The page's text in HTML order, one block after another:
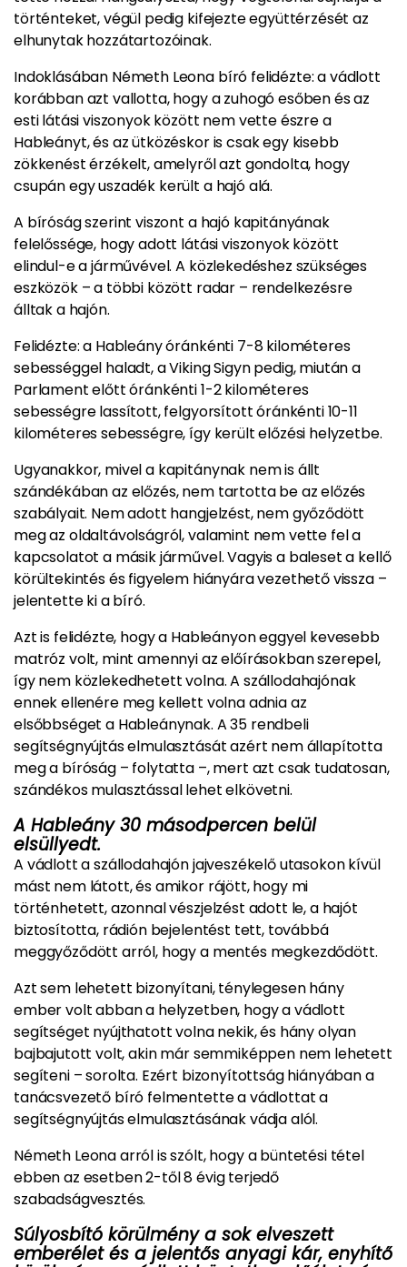
történteket, végül pedig kifejezte együttérzését az
elhunytak hozzátartozóinak.
Indoklásában Németh Leona bíró felidézte: a vádlott
korábban azt vallotta, hogy a zuhogó esőben és az
esti látási viszonyok között nem vette észre a
Hableányt, és az ütközéskor is csak egy kisebb
zökkenést érzékelt, amelyről azt gondolta, hogy
csupán egy uszadék került a hajó alá.
A bíróság szerint viszont a hajó kapitányának
felelőssége, hogy adott látási viszonyok között
elindul-e a járművével. A közlekedéshez szükséges
eszközök – a többi között radar – rendelkezésre
álltak a hajón.
Felidézte: a Hableány óránkénti 7-8 kilométeres
sebességgel haladt, a Viking Sigyn pedig, miután a
Parlament előtt óránkénti 1-2 kilométeres
sebességre lassított, felgyorsított óránkénti 10-11
kilométeres sebességre, így került előzési helyzetbe.
Ugyanakkor, mivel a kapitánynak nem is állt
szándékában az előzés, nem tartotta be az előzés
szabályait. Nem adott hangjelzést, nem győződött
meg az oldaltávolságról, valamint nem vette fel a
kapcsolatot a másik járművel. Vagyis a baleset a kellő
körültekintés és figyelem hiányára vezethető vissza –
jelentette ki a bíró.
Azt is felidézte, hogy a Hableányon eggyel kevesebb
matróz volt, mint amennyi az előírásokban szerepel,
így nem közlekedhetett volna. A szállodahajónak
ennek ellenére meg kellett volna adnia az
elsőbbséget a Hableánynak. A 35 rendbeli
segítségnyújtás elmulasztását azért nem állapította
meg a bíróság – folytatta –, mert azt csak tudatosan,
szándékos mulasztással lehet elkövetni.
A Hableány 30 másodpercen belül
elsüllyedt.
A vádlott a szállodahajón jajveszékelő utasokon kívül
mást nem látott, és amikor rájött, hogy mi
történhetett, azonnal vészjelzést adott le, a hajót
biztosította, rádión bejelentést tett, továbbá
meggyőződött arról, hogy a mentés megkezdődött.
Azt sem lehetett bizonyítani, ténylegesen hány
ember volt abban a helyzetben, hogy a vádlott
segítséget nyújthatott volna nekik, és hány olyan
bajbajutott volt, akin már semmiképpen nem lehetett
segíteni – sorolta. Ezért bizonyítottság hiányában a
tanácsvezető bíró felmentette a vádlottat a
segítségnyújtás elmulasztásának vádja alól.
Németh Leona arról is szólt, hogy a büntetési tétel
ebben az esetben 2-től 8 évig terjedő
szabadságvesztés.
Súlyosbító körülmény a sok elveszett
emberélet és a jelentős anyagi kár, enyhítő